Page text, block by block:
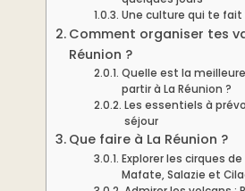
Une culture qui te fait
Comment organiser tes
Réunion ?
Quelle est la
partir à La Réunion ?
Les essentiels à
séjour
Que faire à La Réunion ?
Explorer les cirques de
Mafate, Salazie et